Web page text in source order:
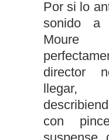
Por si lo
sonido a
director
llegar,
con